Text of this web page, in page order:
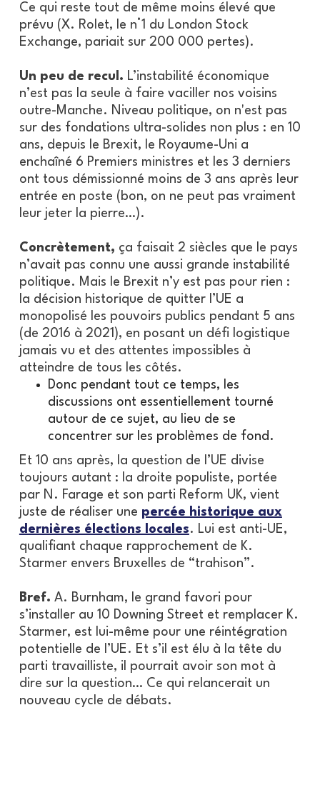
Ce qui reste tout de même moins élevé que
prévu (X. Rolet, le n°1 du London Stock
Exchange, pariait sur 200 000 pertes).
Un peu de recul. L’instabilité économique
n’est pas la seule à faire vaciller nos voisins
outre-Manche. Niveau politique, on n'est pas
sur des fondations ultra-solides non plus : en 10
ans, depuis le Brexit, le Royaume-Uni a
enchaîné 6 Premiers ministres et les 3 derniers
ont tous démissionné moins de 3 ans après leur
entrée en poste (bon, on ne peut pas vraiment
leur jeter la pierre…).
Concrètement, ça faisait 2 siècles que le pays
n’avait pas connu une aussi grande instabilité
politique. Mais le Brexit n’y est pas pour rien :
la décision historique de quitter l’UE a
monopolisé les pouvoirs publics pendant 5 ans
(de 2016 à 2021), en posant un défi logistique
jamais vu et des attentes impossibles à
atteindre de tous les côtés.
Donc pendant tout ce temps, les
discussions ont essentiellement tourné
autour de ce sujet, au lieu de se
concentrer sur les problèmes de fond.
Et 10 ans après,
la question de l’UE divise
toujours autant : la droite populiste, portée
par N. Farage et son parti Reform UK, vient
juste de réaliser une percée historique aux
dernières élections locales. Lui est anti-UE,
qualifiant chaque rapprochement de K.
Starmer envers Bruxelles de “trahison”.
Bref. A. Burnham, le grand favori pour
s’installer au 10 Downing Street et remplacer K.
Starmer, est lui-même pour une réintégration
potentielle de l’UE. Et s’il est élu à la tête du
parti travailliste, il pourrait avoir son mot à
dire sur la question… Ce qui relancerait un
nouveau cycle de débats.